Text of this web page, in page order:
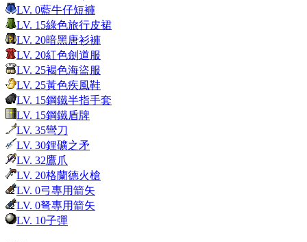
LV. 0藍牛仔短褲
LV. 15綠色旅行皮裙
LV. 20暗黑唐衫褲
LV. 20紅色劍道服
LV. 25褐色海盜服
LV. 25黃色疾風鞋
LV. 15鋼鐵半指手套
LV. 15鋼鐵盾牌
LV. 35彎刀
LV. 30鋰礦之矛
LV. 32鷹爪
LV. 20格蘭德火槍
LV. 0弓專用箭矢
LV. 0弩專用箭矢
LV. 10子彈